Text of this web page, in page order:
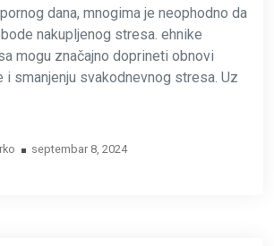
dana, mnogima je neophodno da
nakupljenog stresa. ehnike
mogu značajno doprineti obnovi
i smanjenju svakodnevnog stresa. Uz
septembar 8, 2024